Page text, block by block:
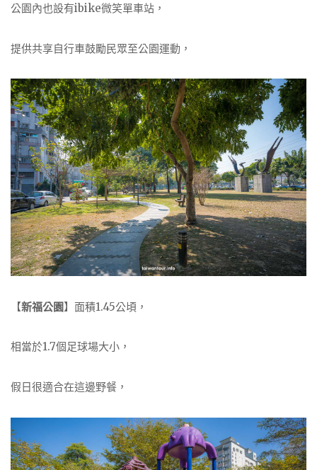
公園內也設有ibike微笑單車站，
提供共享自行車鼓勵民眾至公園運動，
【新福公園】面積1.45公頃，
相當於1.7個足球場大小，
假日很適合在這邊野餐，